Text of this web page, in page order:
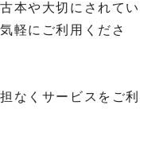
本や大切にされてい
軽にご利用くださ
なくサービスをご利